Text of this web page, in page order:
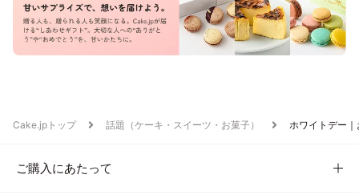
Cake.jpトップ 話題（ケーキ・スイーツ・お菓子） ホワイトデー
ご購入にあたって